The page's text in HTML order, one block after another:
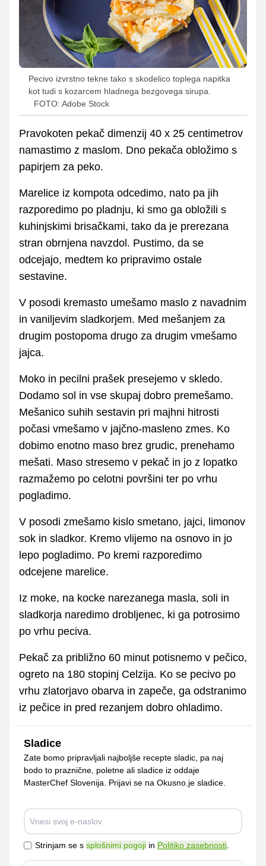
Pecivo izvrstno tekne tako s skodelico toplega napitka
kot tudi s kozarcem hladnega bezgovega sirupa.
FOTO: Adobe Stock
Pravokoten pekač dimenzij 40 x 25 centimetrov
namastimo z maslom. Dno pekača obložimo s
papirjem za peko.
Marelice iz kompota odcedimo, nato pa jih
razporedimo po pladnju, ki smo ga obložili s
kuhinjskimi brisačkami, tako da je prerezana
stran obrnjena navzdol. Pustimo, da se
odcejajo, medtem ko pripravimo ostale
sestavine.
V posodi kremasto umešamo maslo z navadnim
in vaniljevim sladkorjem. Med mešanjem za
drugim postopoma drugo za drugim vmešamo
jajca.
Moko in pecilni prašek presejemo v skledo.
Dodamo sol in vse skupaj dobro premešamo.
Mešanico suhih sestavin pri majhni hitrosti
počasi vmešamo v jajčno-masleno zmes. Ko
dobimo enotno maso brez grudic, prenehamo
mešati. Maso stresemo v pekač in jo z lopatko
razmažemo po celotni površini ter po vrhu
pogladimo.
V posodi zmešamo kislo smetano, jajci, limonov
sok in sladkor. Kremo vlijemo na osnovo in jo
lepo pogladimo. Po kremi razporedimo
odcejene marelice.
Iz moke, na kocke narezanega masla, soli in
sladkorja naredimo drobljenec, ki ga potrosimo
po vrhu peciva.
Pekač za približno 60 minut potisnemo v pečico,
ogreto na 180 stopinj Celzija. Ko se pecivo po
vrhu zlatorjavo obarva in zapeče, ga odstranimo
iz pečice in pred rezanjem dobro ohladimo.
Sladice
Zate bomo pripravljali najboljše recepte sladic, pa naj
bodo to praznične, poletne ali sladice iz oddaje
MasterChef Slovenija. Prijavi se na Okusno.je sladice.
Strinjam se s splošnimi pogoji in Politiko zasebnosti